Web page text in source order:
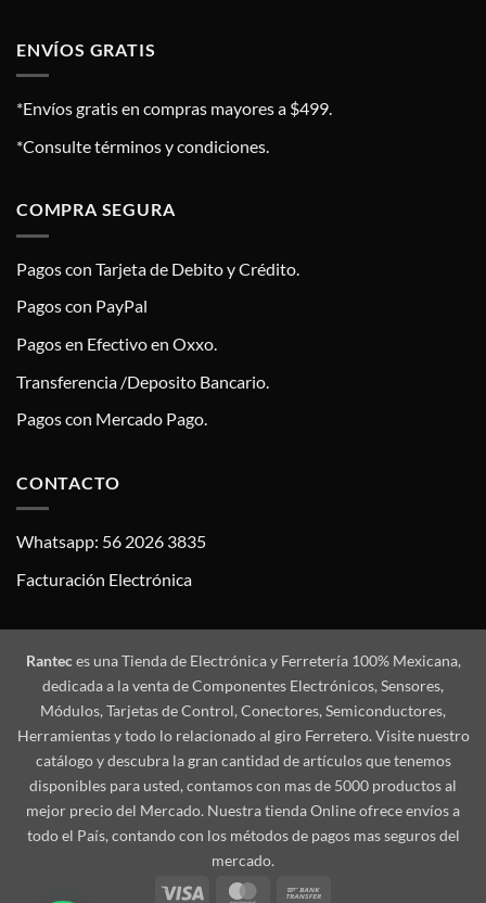
ENVÍOS GRATIS
*Envíos gratis en compras mayores a $499.
*Consulte términos y condiciones.
COMPRA SEGURA
Pagos con Tarjeta de Debito y Crédito.
Pagos con PayPal
Pagos en Efectivo en Oxxo.
Transferencia /Deposito Bancario.
Pagos con Mercado Pago.
CONTACTO
Whatsapp: 56 2026 3835
Facturación Electrónica
Ranteces una Tienda de Electrónica y Ferretería 100% Mexicana,
dedicada a la venta de Componentes Electrónicos, Sensores,
Módulos, Tarjetas de Control, Conectores, Semiconductores,
Herramientas y todo lo relacionado al giro Ferretero. Visite nuestro
catálogo y descubra la gran cantidad de artículos que tenemos
disponibles para usted, contamos con mas de 5000 productos al
mejor precio del Mercado. Nuestra tienda Online ofrece envíos a
todo el País, contando con los métodos de pagos mas seguros del
mercado.
Visa
MasterCard